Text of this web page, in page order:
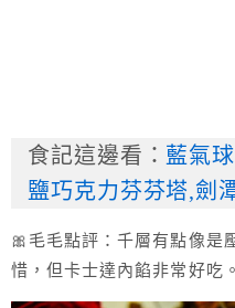
食記這邊看： 藍氣
鹽巧克力芬芬塔,劍
🎀毛毛點評：千層有點像是
惜，但卡士達內餡非常好吃。